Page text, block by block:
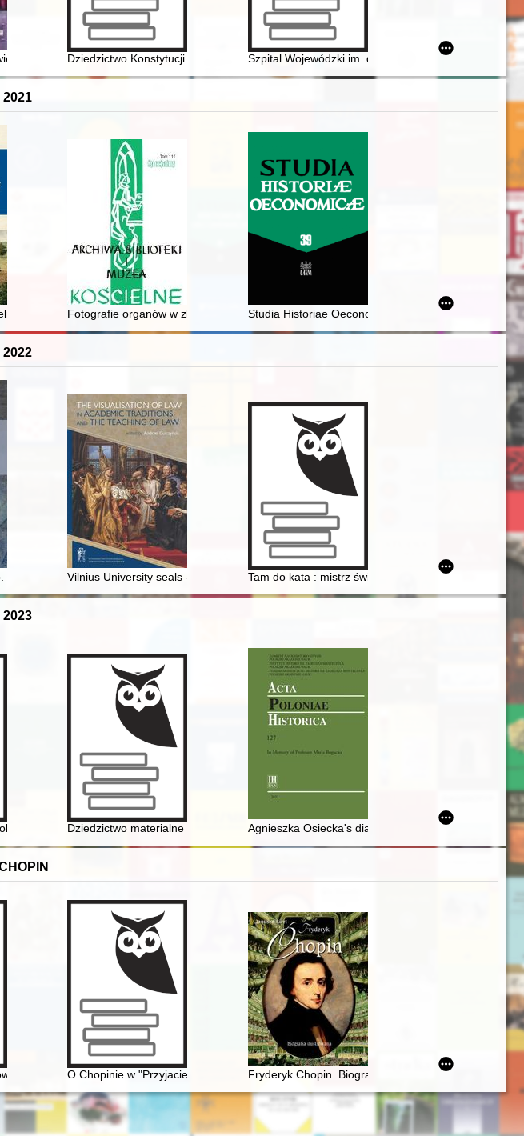
Ocalałych z Auschwitz = Das Vermächtnis : Reden von Überlebenden in Auschwitz = The legacy
Dziedzictwo Konstytucji 1812 roku : z dziejów konstytucjonalizmu hiszpańskiego w XIX
Szpital Wojewódzki im. dr. Ludwika Rydygiera w
2021
w Darłowie
T. 3, Fotografie organów w zbiorach Archiwum Diecezjalnego w Tarnowie jako źródła do
Studia Historiae Oeconomicae. Vol. 39 (2021)
2022
Witolda KołbukaVilnius University seals - from the ruler's decree (1595) to the statute approved by the
Tam do kata : mistrz świętej sprawiedliwości na
2023
obozu narodowego : całość w 40 tomach. T. 31
Dziedzictwo materialne i niematerialne międzywojennych migracji na Górnym Śląsku :
Agnieszka Osiecka's diaries and notes as a source
etiudę rewolucyjną?
O Chopinie w "Przyjacielu Ludu" (1836)Fryderyk Chopin. Biografia ilustrowana